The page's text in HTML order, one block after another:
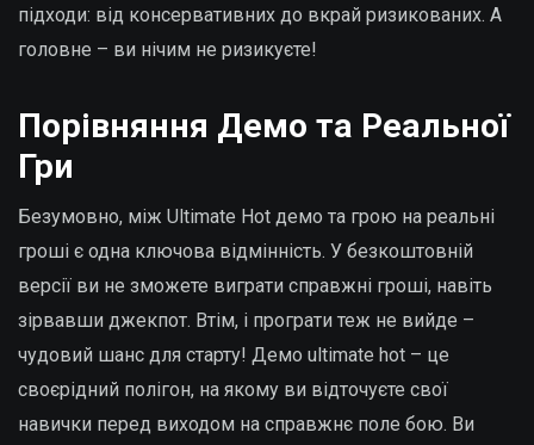
підходи: від консервативних до вкрай ризикованих. А
головне – ви нічим не ризикуєте!
Порівняння Демо та Реальної
Гри
Безумовно, між Ultimate Hot демо та грою на реальні
гроші є одна ключова відмінність. У безкоштовній
версії ви не зможете виграти справжні гроші, навіть
зірвавши джекпот. Втім, і програти теж не вийде –
чудовий шанс для старту! Демо ultimate hot – це
своєрідний полігон, на якому ви відточуєте свої
навички перед виходом на справжнє поле бою. Ви